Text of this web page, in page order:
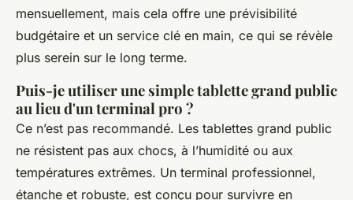
mensuellement, mais cela offre une prévisibilité
budgétaire et un service clé en main, ce qui se révèle
plus serein sur le long terme.
Puis-je utiliser une simple tablette grand public
au lieu d'un terminal pro ?
Ce n’est pas recommandé. Les tablettes grand public
ne résistent pas aux chocs, à l’humidité ou aux
températures extrêmes. Un terminal professionnel,
étanche et robuste, est conçu pour survivre en